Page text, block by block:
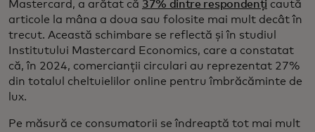
Mastercard, a arătat că 37% dintre respondenți caută
articole la mâna a doua sau folosite mai mult decât în
trecut. Această schimbare se reflectă și în studiul
Institutului Mastercard Economics, care a constatat
că, în 2024, comercianții circulari au reprezentat 27%
din totalul cheltuielilor online pentru îmbrăcăminte de
lux.
Pe măsură ce consumatorii se îndreaptă tot mai mult